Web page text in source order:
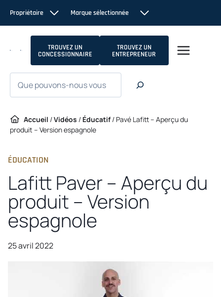
contenu
Propriétaire Marque sélectionnée
TROUVEZ UN
CONCESSIONNAIRE
TROUVEZ UN
ENTREPRENEUR
Accueil /Vidéos / Éducatif/ Pavé Lafitt – Aperçu du
produit – Version espagnole
ÉDUCATION
Lafitt Paver – Aperçu du
produit – Version
espagnole
25 avril 2022